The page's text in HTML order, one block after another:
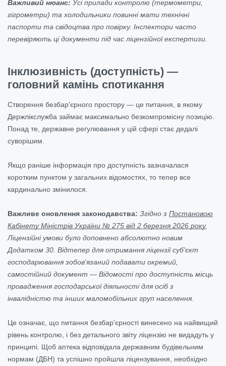
Важливий нюанс: Усі прилади контролю (термометри,
гігрометри) та холодильники повинні мати технічні
паспорти та свідоцтва про повірку. Інспектори часто
перевіряють ці документи під час ліцензійної експертизи.
Інклюзивність (доступність) —
головний камінь спотикання
Створення безбар'єрного простору — це питання, в якому
Держлікслужба займає максимально безкомпромісну позицію.
Понад те, державне регулювання у цій сфері стає дедалі
суворішим.
Якщо раніше інформація про доступність зазначалася
коротким пунктом у загальних відомостях, то тепер все
кардинально змінилося.
Важливе оновлення законодавства: Згідно з Постановою
Кабінету Міністрів України № 275 від 2 березня 2026 року,
Ліцензійні умови було доповнено абсолютно новим
Додатком 30. Відтепер для отримання ліцензії суб'єкт
господарювання зобов'язаний подавати окремий,
самостійний документ — Відомості про доступність місць
провадження господарської діяльності для осіб з
інвалідністю та інших маломобільних груп населення.
Це означає, що питання безбар'єрності винесено на найвищий
рівень контролю, і без детального звіту ліцензію не видадуть у
принципі. Щоб аптека відповідала державним будівельним
нормам (ДБН) та успішно пройшла ліцензування, необхідно